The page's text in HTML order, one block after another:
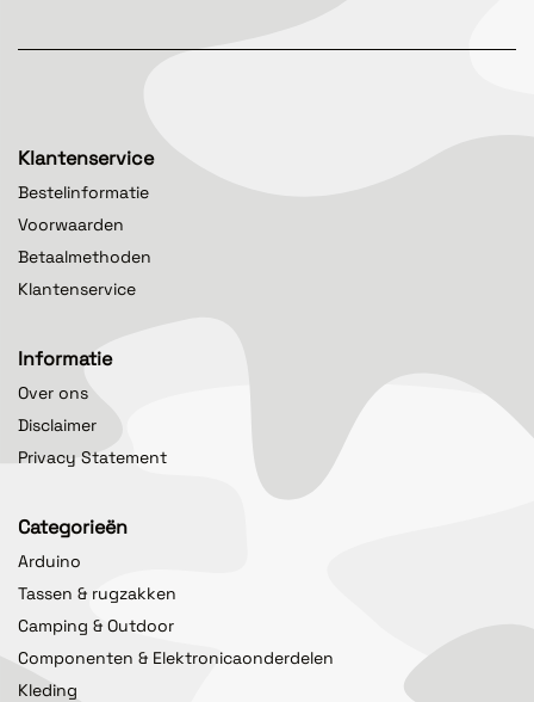
Klantenservice
Bestelinformatie
Voorwaarden
Betaalmethoden
Klantenservice
Informatie
Over ons
Disclaimer
Privacy Statement
Categorieën
Arduino
Tassen & rugzakken
Camping & Outdoor
Componenten & Elektronicaonderdelen
Kleding